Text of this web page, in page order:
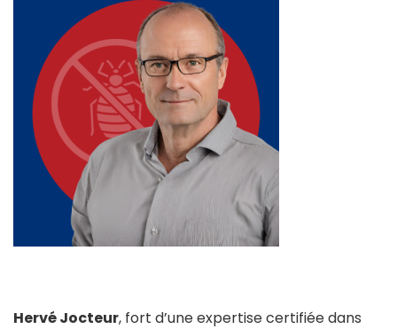
Hervé Jocteur, fort d’une expertise certifiée dans